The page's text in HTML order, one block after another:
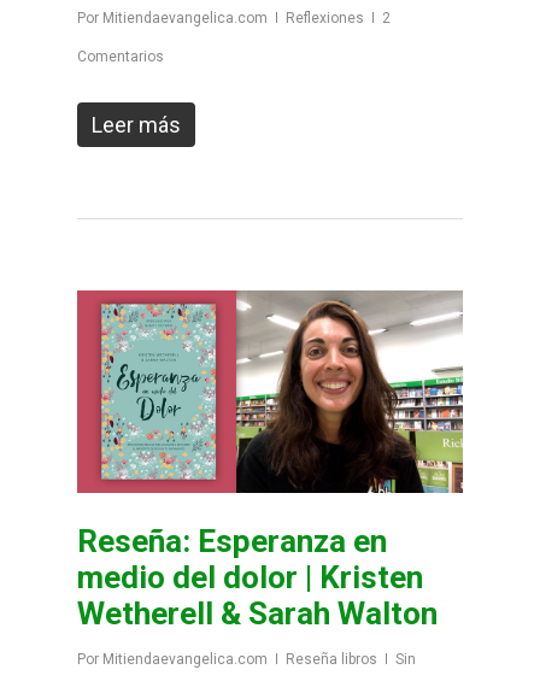
Por Mitiendaevangelica.com Reflexiones 2
Comentarios
Leer más
Reseña: Esperanza en
medio del dolor | Kristen
Wetherell & Sarah Walton
Por Mitiendaevangelica.com Reseña libros Sin